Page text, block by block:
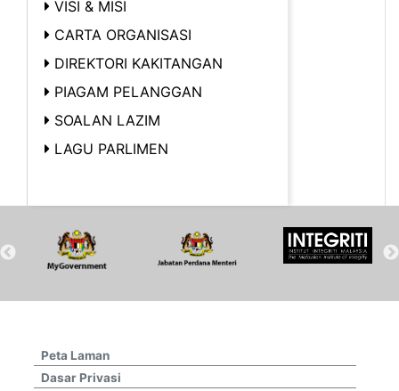
VISI & MISI
CARTA ORGANISASI
DIREKTORI KAKITANGAN
PIAGAM PELANGGAN
SOALAN LAZIM
LAGU PARLIMEN
Peta Laman
Dasar Privasi